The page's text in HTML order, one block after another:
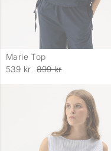
Marie Top
539 kr
899 kr